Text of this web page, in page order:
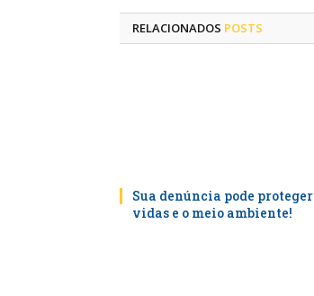
RELACIONADOS POSTS
Sua denúncia pode proteger
vidas e o meio ambiente!